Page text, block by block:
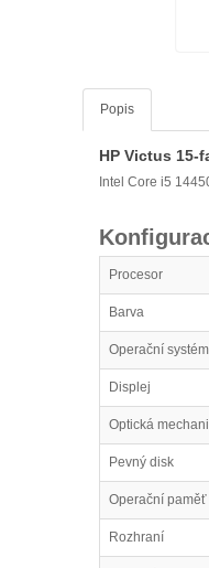
Popis
HP Victus 15-
Intel Core i5
Procesor
Barva
Operační systém
Displej
Optická
Pevný disk
Operační paměť
Rozhraní